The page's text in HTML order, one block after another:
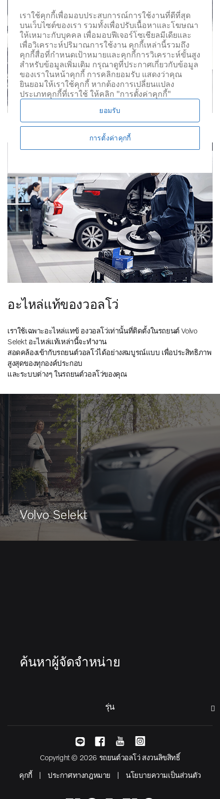
อะไหล่แท้ของวอลโว่
เราใช้เฉพาะอะไหล่แทข้ องวอลโว่เท่านั้นที่ติดตั้งในรถยนต์ Volvo
Selekt อะไหล่แท้เหล่านี้จะทำงาน
สอดคล้องเข้ากับรถยนต์วอลโว่ได้อย่างสมบูรณ์แบบ เพื่อประสิทธิภาพ
สูงสุดของทุกองค์ประกอบ
และระบบต่างๆ ในรถยนต์วอลโว่ของคุณ
Volvo Selekt
ค้นหาผู้จัดจำหน่าย
รุ่น
Copyright © 2026 รถยนต์วอลโว่ สงวนลิขสิทธิ์
คุกกี้
ประกาศทางกฎหมาย นโยบายความเป็นส่วนตัว
เราใช้คุกกี้เพื่อมอบประสบการณ์การใช้งานที่ดีที่สุด
บนเว็บไซต์ของเรา รวมทั้งเพื่อปรับเนื้อหาและโฆษณา
ให้เหมาะกับบุคคล เพื่อมอบฟีเจอร์โซเชียลมีเดียและ
เพื่อวิเคราะห์ปริมาณการใช้งาน คุกกี้เหล่านี้รวมถึง
คุกกี้สื่อที่กำหนดเป้าหมายและคุกกี้การวิเคราะห์ขั้นสูง
สำหรับข้อมูลเพิ่มเติม กรุณาดูที่ประกาศเกี่ยวกับข้อมูล
ของเราในหน้าคุกกี้ การคลิกยอมรับ แสดงว่าคุณ
ยินยอมให้เราใช้คุกกี้ หากต้องการเปลี่ยนแปลง
ประเภทคุกกี้ที่เราใช้ ให้คลิก "การตั้งค่าคุกกี้"
ยอมรับ
การตั้งค่าคุกกี้